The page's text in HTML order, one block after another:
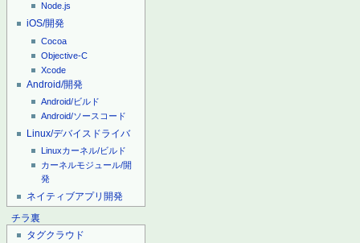
Node.js
iOS/開発
Cocoa
Objective-C
Xcode
Android/開発
Android/ビルド
Android/ソースコード
Linux/デバイスドライバ
Linuxカーネル/ビルド
カーネルモジュール/開
発
ネイティブアプリ開発
チラ裏
タグクラウド